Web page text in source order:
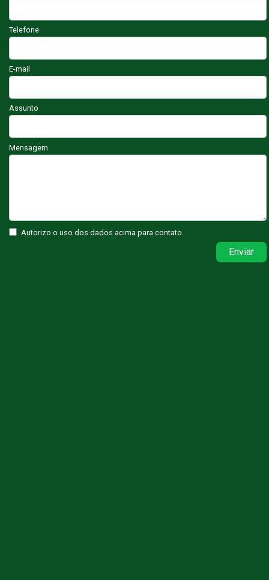
Telefone
E-mail
Assunto
Mensagem
Autorizo o uso dos dados acima para contato.
Enviar